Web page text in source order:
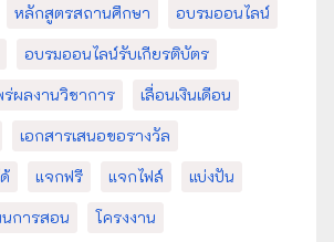
หลักสูตรสถานศึกษา
อบรมออนไลน์
อบรมออนไลน์รับเกียรติบัตร
ร่ผลงานวิชาการ
เลื่อนเงินเดือน
เอกสารเสนอขอรางวัล
แจกฟรี แจกไฟล์
แบ่งปัน
การสอน โครงงาน